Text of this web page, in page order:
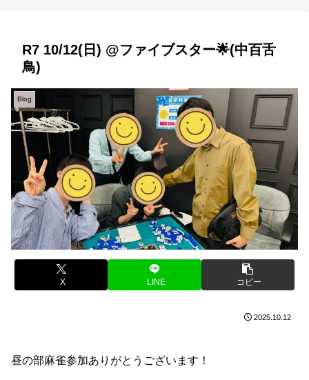
R7 10/12(日) @ファイブスター🌟(中百舌
鳥)
Blog
X LINE コピー
2025.10.12
昼の部麻雀参加ありがとうございます！